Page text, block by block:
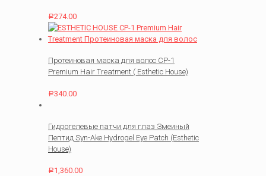
Р274.00
Протеиновая маска для волос СР-1
Premium Hair Treatment ( Esthetic House)
Р340.00
Гидрогелевые патчи для глаз Змеиный
Пептид Syn-Ake Hydrogel Eye Patch (Esthetic
House)
Р 1,360.00